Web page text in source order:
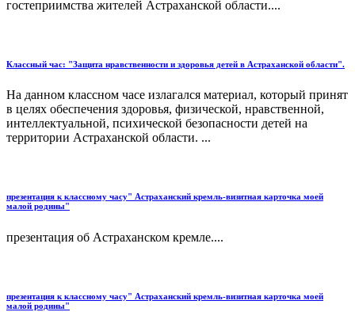
гостеприимства жителей Астраханской области....
Классный час: "Защита нравственности и здоровья детей в Астраханской области".
На данном классном часе излагался материал, который принят
в целях обеспечения здоровья, физической, нравственной,
интеллектуальной, психической безопасности детей на
территории Астраханской области. ...
презентация к классному часу" Астраханский кремль-визитная карточка моей
малой родины"
презентация об Астраханском кремле....
презентация к классному часу" Астраханский кремль-визитная карточка моей
малой родины"